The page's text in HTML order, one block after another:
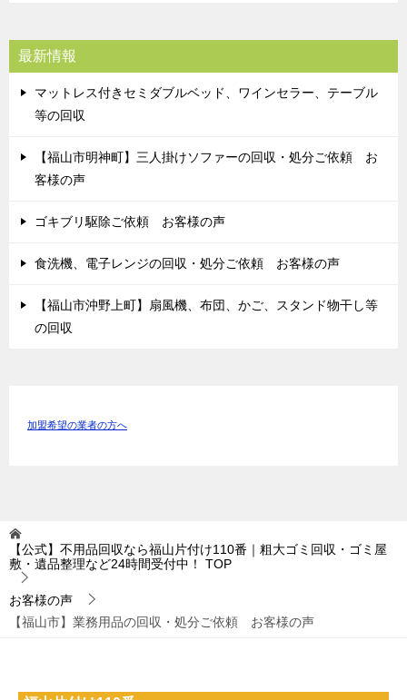
最新情報
マットレス付きセミダブルベッド、ワインセラー、テーブル
等の回収
【福山市明神町】三人掛けソファーの回収・処分ご依頼 お
客様の声
ゴキブリ駆除ご依頼 お客様の声
食洗機、電子レンジの回収・処分ご依頼 お客様の声
【福山市沖野上町】扇風機、布団、かご、スタンド物干し等
の回収
加盟希望の業者の方へ
【公式】不用品回収なら福山片付け110番｜粗大ゴミ回収・ゴミ屋
敷・遺品整理など24時間受付中！
TOP
お客様の声
【福山市】業務用品の回収・処分ご依頼 お客様の声